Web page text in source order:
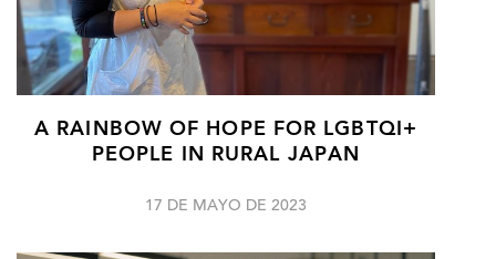
A RAINBOW OF HOPE FOR LGBTQI+
PEOPLE IN RURAL JAPAN
17 DE MAYO DE 2023